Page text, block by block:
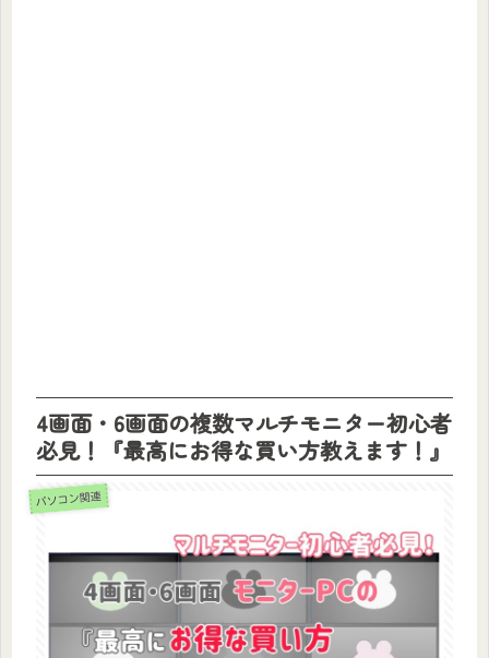
4画面・6画面の複数マルチモニター初心者
必見！『最高にお得な買い方教えます！』
パソコン関連